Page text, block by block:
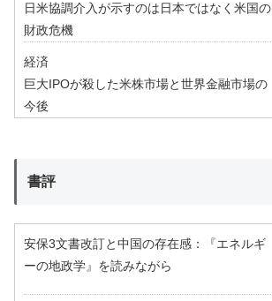
日米協調介入が示すのは日本ではなく米国の
財政危機
経済
巨大IPOが殺した米株市場と世界金融市場の
今後
書評
安保3文書改訂と中国の存在感：『エネルギ
ーの地政学』を読みながら